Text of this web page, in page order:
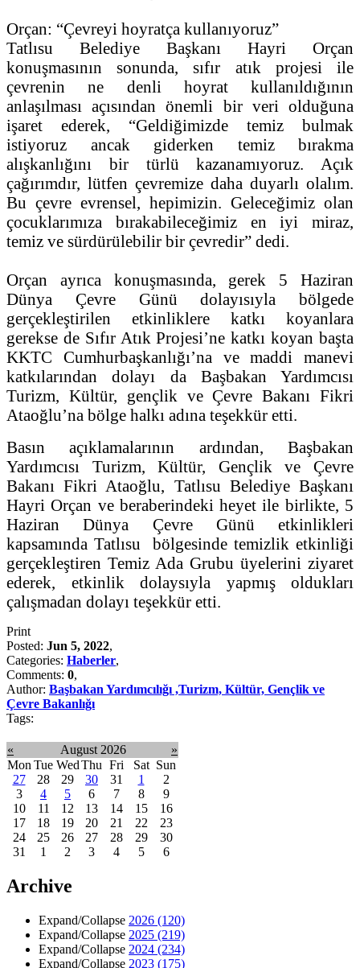
Orçan: “Çevreyi hoyratça kullanıyoruz”
Tatlısu Belediye Başkanı Hayri Orçan
konuşmasının sonunda, sıfır atık projesi ile
çevrenin ne denli hoyrat kullanıldığının
anlaşılması açısından önemli bir veri olduğuna
işaret ederek, “Geldiğimizde temiz bulmak
istiyoruz ancak giderken temiz bırakma
alışkanlığını bir türlü kazanamıyoruz. Açık
çağırımdır, lütfen çevremize daha duyarlı olalım.
Bu çevre evrensel, hepimizin. Geleceğimiz olan
çocuklarımıza bırakabileceğimiz en iyi miraz,
temiz ve sürdürülebilir bir çevredir” dedi.
Orçan ayrıca konuşmasında, gerek 5 Haziran
Dünya Çevre Günü dolayısıyla bölgede
gerçekleştirilen etkinliklere katkı koyanlara
gerekse de Sıfır Atık Projesi’ne katkı koyan başta
KKTC Cumhurbaşkanlığı’na ve maddi manevi
katkılarından dolayı da Başbakan Yardımcısı
Turizm, Kültür, gençlik ve Çevre Bakanı Fikri
Ataoğlu’na bölge halkı adına teşekkür etti.
Basın açıklamalarının ardından, Başbakan
Yardımcısı Turizm, Kültür, Gençlik ve Çevre
Bakanı Fikri Ataoğlu, Tatlısu Belediye Başkanı
Hayri Orçan ve beraberindeki heyet ile birlikte, 5
Haziran Dünya Çevre Günü etkinlikleri
kapsamında Tatlısu bölgesinde temizlik etkinliği
gerçekleştiren Temiz Ada Grubu üyelerini ziyaret
ederek, etkinlik dolaysıyla yapmış oldukları
çalışmadan dolayı teşekkür etti.
Print
Posted: Jun 5, 2022,
Categories: Haberler,
Comments: 0,
Author: Başbakan Yardımcılığı ,Turizm, Kültür, Gençlik ve
Çevre Bakanlığı
Tags:
« August 2026
»
Mon Tue WedThu Fri Sat Sun
27
28 29 30 31 1
2
3
4 5 6 7 8
9
10
11 12 13 14 15
16
17
18 19 20 21 22
23
24
25 26 27 28 29
30
31
1 2 3 4 5 6
Archive
Expand/Collapse 2026 (120)
Expand/Collapse 2025 (219)
Expand/Collapse 2024 (234)
Expand/Collapse 2023 (175)